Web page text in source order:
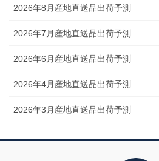
2026年8月産地直送品出荷予測
2026年7月産地直送品出荷予測
2026年6月産地直送品出荷予測
2026年4月産地直送品出荷予測
2026年3月産地直送品出荷予測